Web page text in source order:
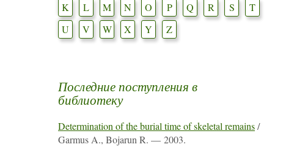
K
L M N O P Q R S
T
U
V W X Y Z
Последние поступления в
библиотеку
Determination of the burial time of skeletal remains/
Garmus A., Bojarun R. — 2003.